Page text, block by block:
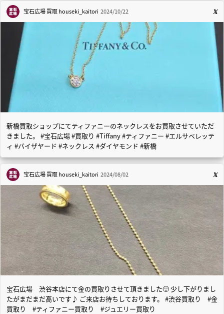
宝石広場 買取houseki_kaitori 2024/10/22
新橋買取ショップにてティファニーのネックレスをお買取させていただ
きました。 #宝石広場 #買取り #Tiffany #ティファニー #エルサペレッテ
ィ #バイザヤード #ネックレス #ダイヤモンド #新橋
宝石広場 買取houseki_kaitori 2024/08/02
宝石広場 渋谷本店にて金の買取りさせて頂きました🙂 少し下がりまし
たがまだまだ高いです♪ ご来店お待ちしております。 #渋谷買取り #金
買取り #ティファニー買取り #ジュエリー買取り